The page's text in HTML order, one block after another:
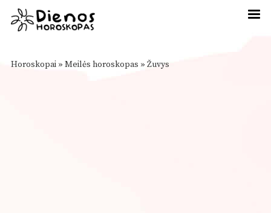
Horoskopai » Meilės horoskopas » Žuvys